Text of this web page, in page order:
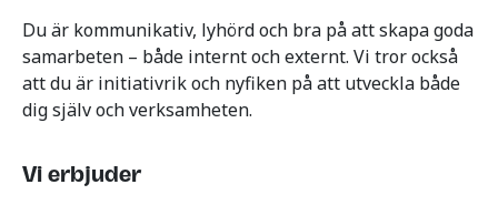
Du är kommunikativ, lyhörd och bra på att skapa goda
samarbeten – både internt och externt. Vi tror också
att du är initiativrik och nyfiken på att utveckla både
dig själv och verksamheten.
Vi erbjuder